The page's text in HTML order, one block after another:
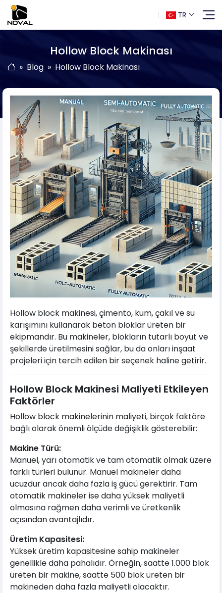
TR
Hollow Block Makinası
Blog Hollow Block Makinası
Hollow block makinesi, çimento, kum, çakıl ve su
karışımını kullanarak beton bloklar üreten bir
ekipmandır. Bu makineler, blokların tutarlı boyut ve
şekillerde üretilmesini sağlar, bu da onları inşaat
projeleri için tercih edilen bir seçenek haline getirir.
Hollow Block Makinesi Maliyeti Etkileyen
Faktörler
Hollow block makinelerinin maliyeti, birçok faktöre
bağlı olarak önemli ölçüde değişiklik gösterebilir:
Makine Türü:
Manuel, yarı otomatik ve tam otomatik olmak üzere
farklı türleri bulunur. Manuel makineler daha
ucuzdur ancak daha fazla iş gücü gerektirir. Tam
otomatik makineler ise daha yüksek maliyetli
olmasına rağmen daha verimli ve üretkenlik
açısından avantajlıdır.
Üretim Kapasitesi:
Yüksek üretim kapasitesine sahip makineler
genellikle daha pahalıdır. Örneğin, saatte 1.000 blok
üreten bir makine, saatte 500 blok üreten bir
makineden daha fazla maliyetli olacaktır.